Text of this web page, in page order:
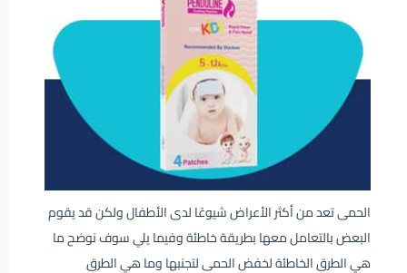
الحمى تعد من أكثر الأعراض شيوعًا لدى الأطفال ولكن قد يقوم
البعض بالتعامل معها بطريقة خاطئة وفيما يلي سوف نوضح ما
هي الطرق الخاطئة لخفض الحمى لتجنبها وما هي الطرق